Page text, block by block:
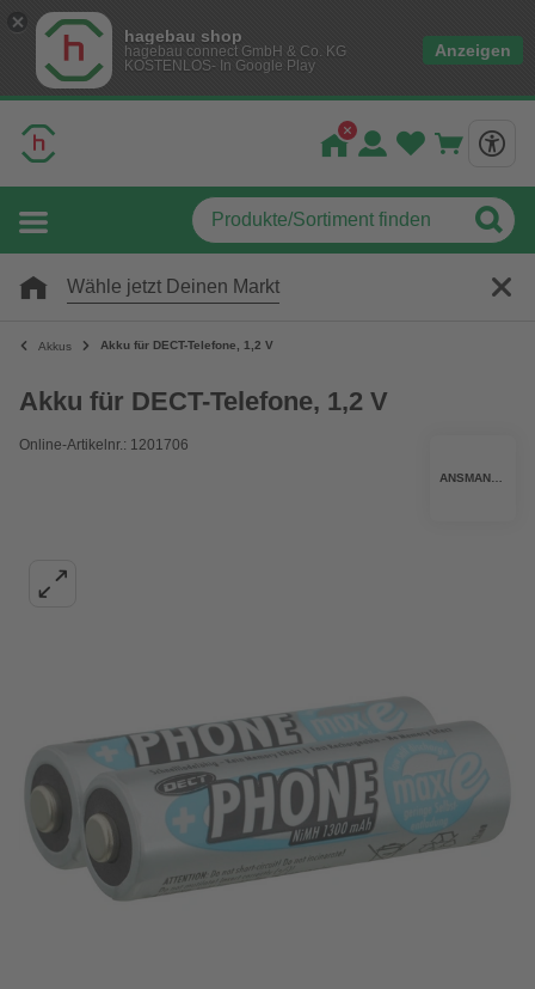
hagebau shop
hagebau connect GmbH & Co. KG
KOSTENLOS- In Google Play
Anzeigen
Wähle jetzt Deinen Markt
Akkus Akku für DECT-Telefone, 1,2 V
Akku für DECT-Telefone, 1,2 V
Online-Artikelnr.: 1201706